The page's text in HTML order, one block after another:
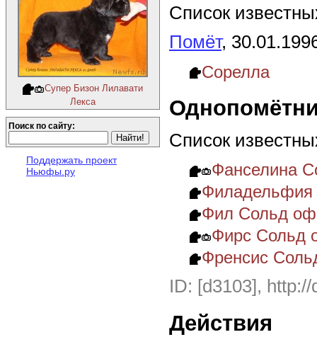
Супер Бизон Лилавати
Лекса
Поиск по сайту:
Поддержать проект
Ньюфы.ру
Список
Помёт,
Сорелла
Список
Фанселина
Фил Сольд
Фирс Сольд
Френсис
ID: [d3103],
Действия